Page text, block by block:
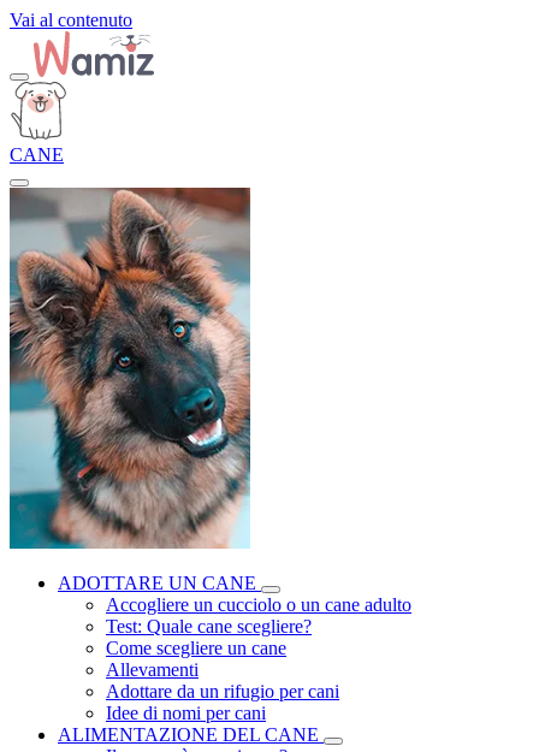
Vai al contenuto
CANE
ADOTTARE UN CANE
Accogliere un cucciolo o un cane adulto
Test: Quale cane scegliere?
Come scegliere un cane
Allevamenti
Adottare da un rifugio per cani
Idee di nomi per cani
ALIMENTAZIONE DEL CANE